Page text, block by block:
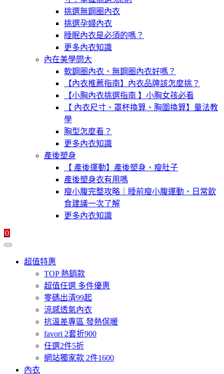
挑選無鋼圈內衣
挑選孕婦內衣
睡眠內衣是必須的嗎？
更多內衣知識
內在美學問大
軟鋼圈內衣、無鋼圈內衣好嗎？
【內衣推薦指南】內衣品牌該怎麼挑？
【小胸內衣挑選指南 】小胸女孩必看
【 內衣尺寸、罩杯換算、胸圍換算】量法教
學
胸型怎麼看？
更多內衣知識
產後塑身
【 產後運動】產後塑身、瘦肚子
產後塑身衣有用嗎
瘦小腹完整攻略｜睡前瘦小腹運動、日常飲
食建議一次了解
更多內衣知識
0
超值特惠
TOP 熱銷款
超值任選 多件優惠
零碼出清99起
涼感透氣內衣
抗溫差專區 發熱保暖
favori 2套折900
任選2件5折
網站獨家款 2件1600
內衣